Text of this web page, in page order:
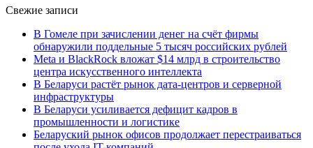
Свежие записи
В Гомеле при зачислении денег на счёт фирмы
обнаружили поддельные 5 тысяч российских рублей
Meta и BlackRock вложат $14 млрд в строительство
центра искусственного интеллекта
В Беларуси растёт рынок дата-центров и серверной
инфраструктуры
В Беларуси усиливается дефицит кадров в
промышленности и логистике
Беларуский рынок офисов продолжает перестраиваться